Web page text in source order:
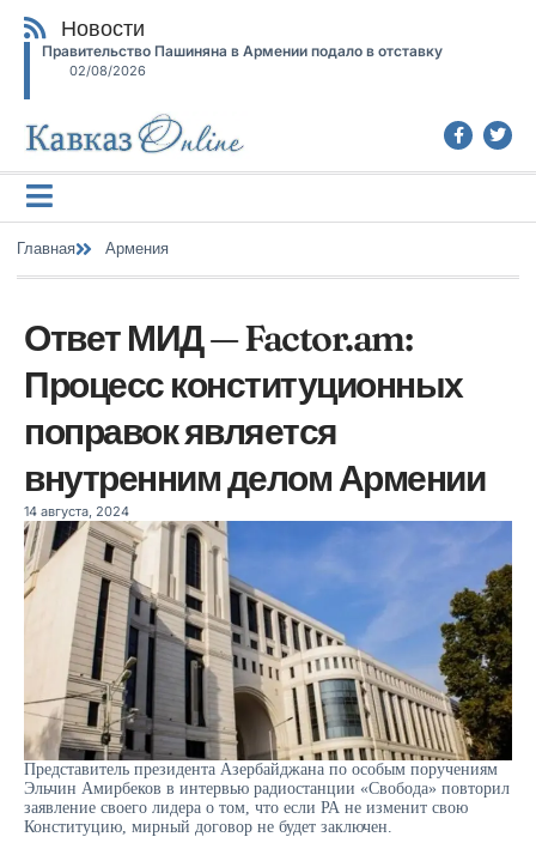
Новости
Правительство Пашиняна в Армении подало в отставку
02/08/2026
Главная Армения
Ответ МИД — Factor.am:
Процесс конституционных
поправок является
внутренним делом Армении
14 августа, 2024
Представитель президента Азербайджана по особым поручениям
Эльчин Амирбеков в интервью радиостанции «Свобода» повторил
заявление своего лидера о том, что если РА не изменит свою
Конституцию, мирный договор не будет заключен.